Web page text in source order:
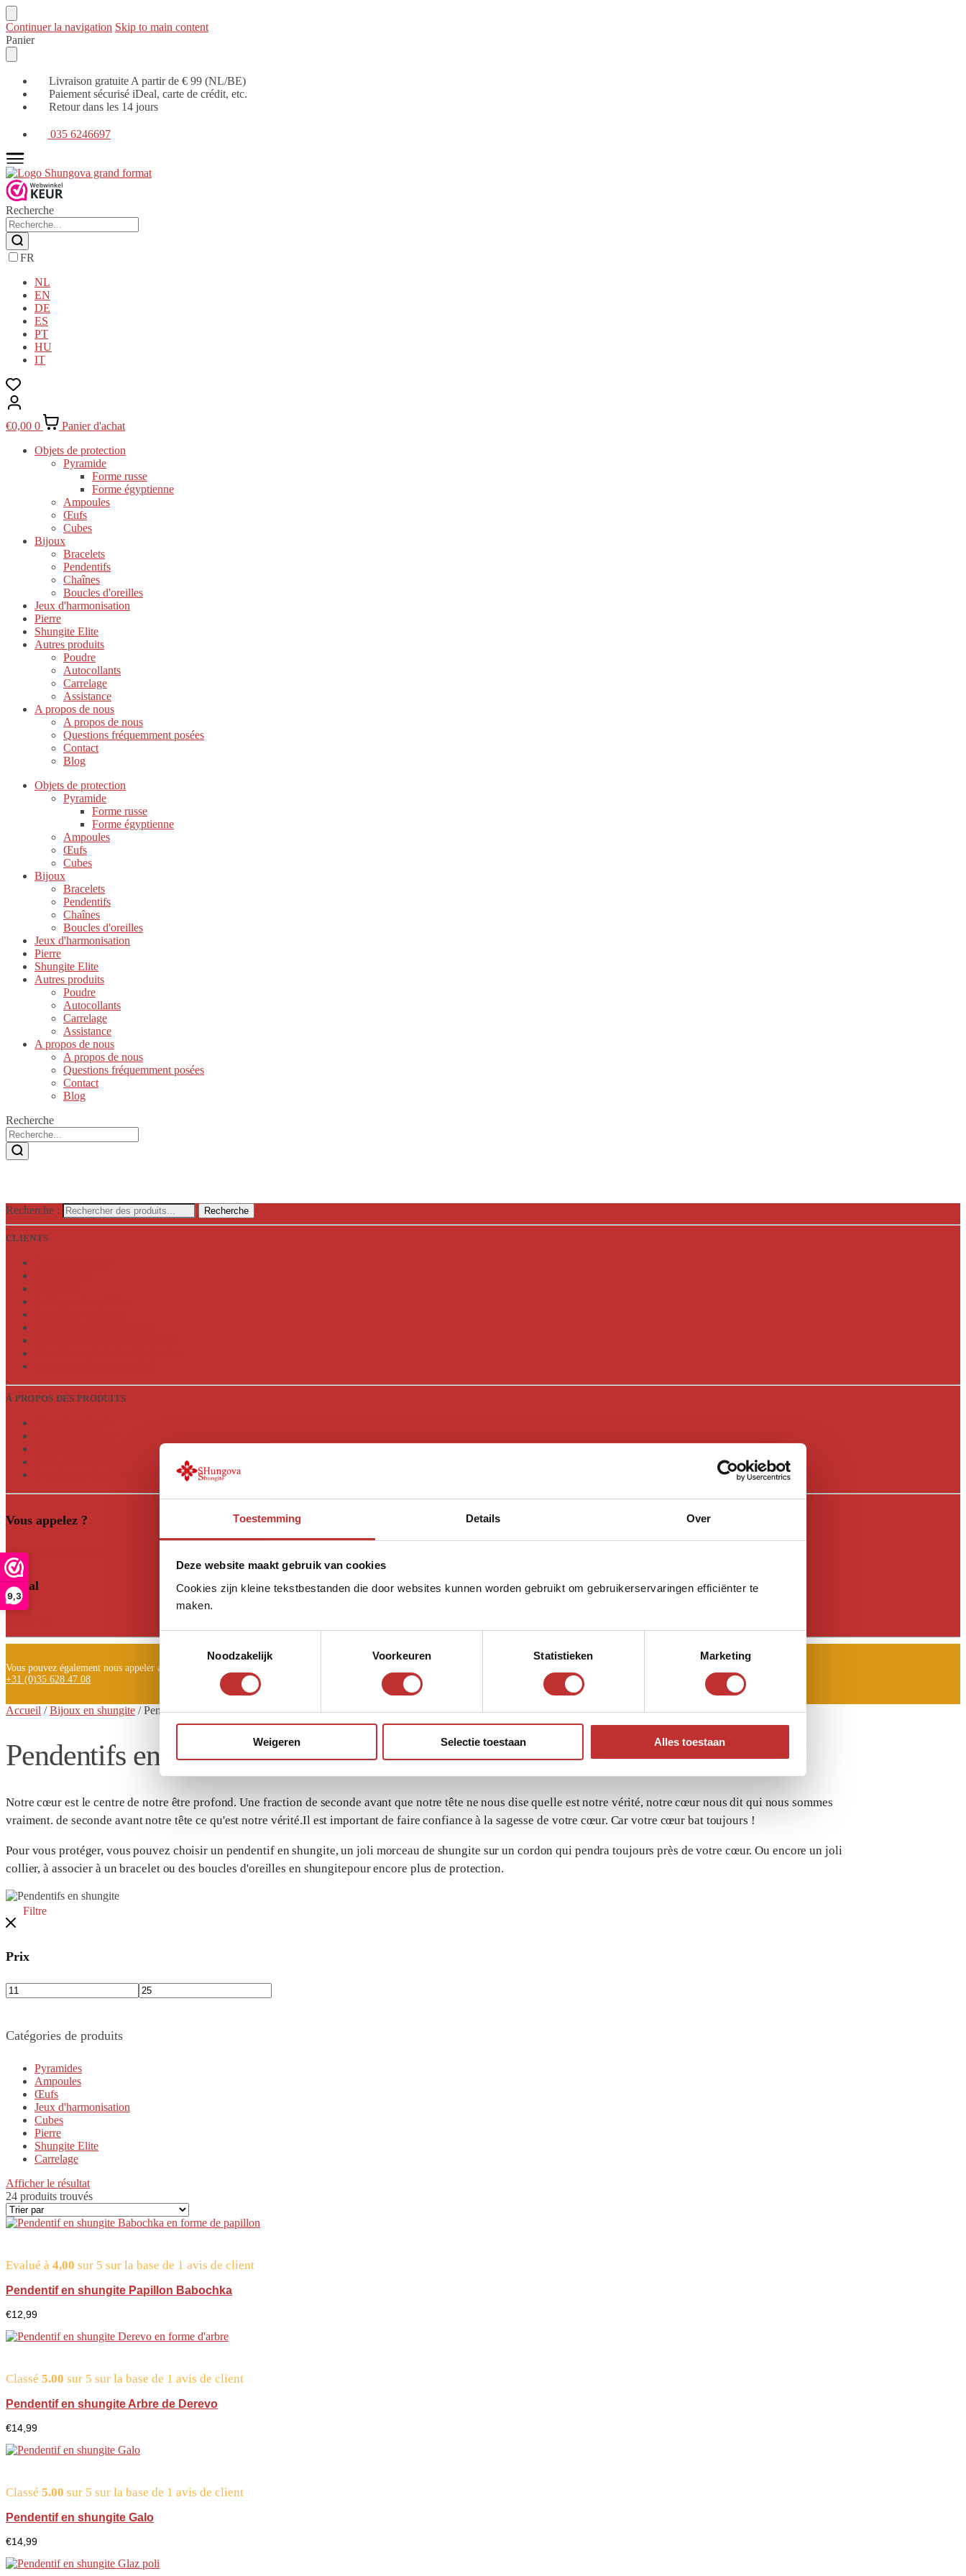
9,3
Toestemming Details Over
Deze website maakt gebruik van cookies
Cookies zijn kleine tekstbestanden die door websites kunnen worden gebruikt om gebruikerservaringen efficiënter te
maken.
Toestemmingsselectie
Noodzakelijk
Voorkeuren Statistieken Marketing
Weigeren Selectie toestaan Alles toestaan
Continuer la navigation Skip to main content
Panier
Livraison gratuite A partir de € 99 (NL/BE)
Paiement sécurisé iDeal, carte de crédit, etc.
Retour dans les 14 jours
035 6246697
Recherche
FR
NL
EN
DE
ES
PT
HU
IT
€0,00 0
Panier d'achat
Objets de protection
Pyramide
Forme russe
Forme égyptienne
Ampoules
Œufs
Cubes
Bijoux
Bracelets
Pendentifs
Chaînes
Boucles d'oreilles
Jeux d'harmonisation
Pierre
Shungite Elite
Autres produits
Poudre
Autocollants
Carrelage
Assistance
A propos de nous
A propos de nous
Questions fréquemment posées
Contact
Blog
Objets de protection
Pyramide
Forme russe
Forme égyptienne
Ampoules
Œufs
Cubes
Bijoux
Bracelets
Pendentifs
Chaînes
Boucles d'oreilles
Jeux d'harmonisation
Pierre
Shungite Elite
Autres produits
Poudre
Autocollants
Carrelage
Assistance
A propos de nous
A propos de nous
Questions fréquemment posées
Contact
Blog
Recherche
Recherche : Recherche
CLIENTS
À PROPOS DES PRODUITS
Vous appelez ?
+31 (0)35 628 47 08
Social
Vous pouvez également nous appeler au
+31 (0)35 628 47 08
Accueil /Bijoux en shungite /Pendentifs enshungite
Pendentifs en shungite
Notre cœur est le centre de notre être profond. Une fraction de seconde avant que notre tête ne nous dise quelle est notre vérité, notre cœur nous dit qui nous sommes
vraiment.de seconde avant notre tête ce qu'est notre vérité.Il est important de faire confiance à la sagesse de votre cœur. Car votre cœur bat toujours !
Pour vous protéger, vous pouvez choisir un pendentif en shungite, unjoli morceau de shungite sur un cordon qui pendra toujours près de votre cœur.Ou encore un joli
collier, à associer à un bracelet ou des boucles d'oreilles en shungitepour encore plus de protection.
Filtre
Prix
Catégories de produits
Pyramides
Ampoules
Œufs
Jeux d'harmonisation
Cubes
Pierre
Shungite Elite
Carrelage
Afficher le résultat
24 produits trouvés
Evalué à 4,00 sur 5 sur la base de 1 avis de client
Pendentif en shungite Papillon Babochka
€12,99
Classé 5.00 sur 5 sur la base de 1 avis de client
Pendentif en shungite Arbre de Derevo
€14,99
Classé 5.00 sur 5 sur la base de 1 avis de client
Pendentif en shungite Galo
€14,99